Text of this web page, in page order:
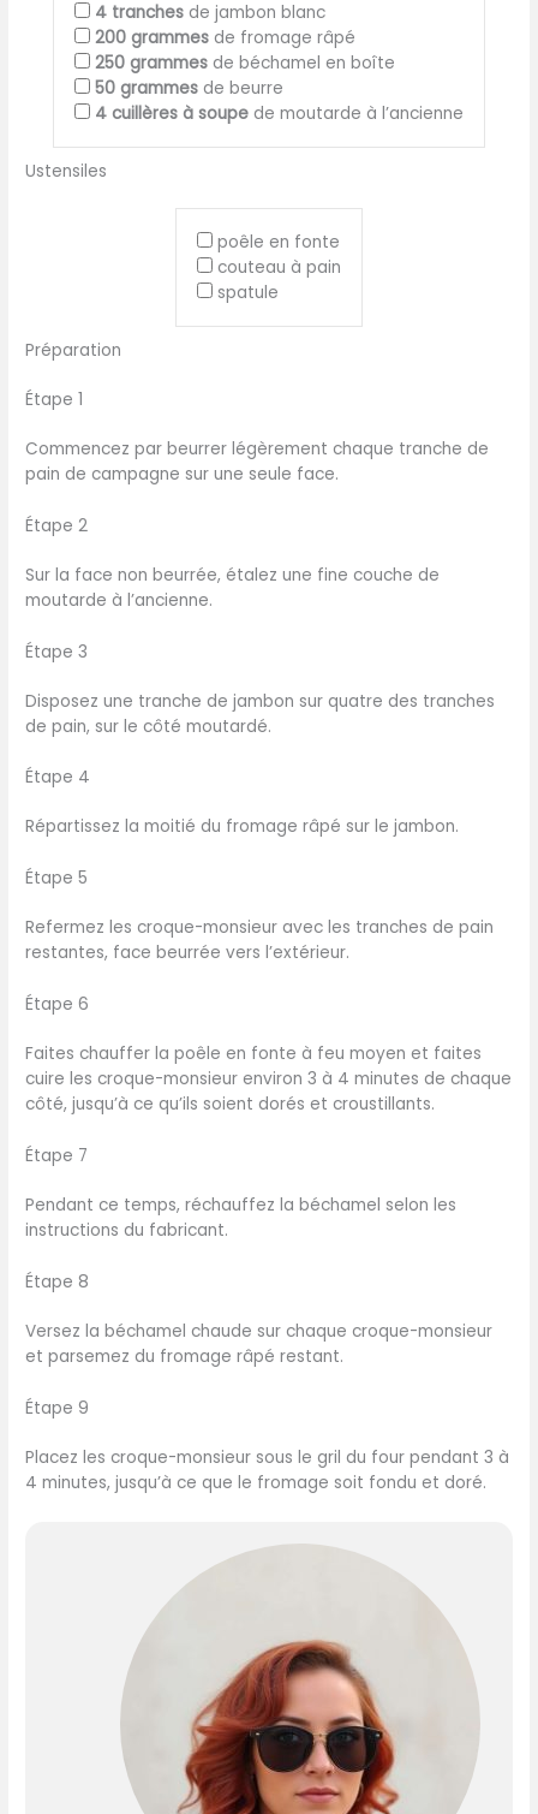
4 tranches de jambon blanc
200 grammes de fromage râpé
250 grammes de béchamel en boîte
50 grammes de beurre
4 cuillères à soupe de moutarde à l’ancienne
Ustensiles
poêle en fonte
couteau à pain
spatule
Préparation
Étape 1
Commencez par beurrer légèrement chaque tranche de
pain de campagne sur une seule face.
Étape 2
Sur la face non beurrée, étalez une fine couche de
moutarde à l’ancienne.
Étape 3
Disposez une tranche de jambon sur quatre des tranches
de pain, sur le côté moutardé.
Étape 4
Répartissez la moitié du fromage râpé sur le jambon.
Étape 5
Refermez les croque-monsieur avec les tranches de pain
restantes, face beurrée vers l’extérieur.
Étape 6
Faites chauffer la poêle en fonte à feu moyen et faites
cuire les croque-monsieur environ 3 à 4 minutes de chaque
côté, jusqu’à ce qu’ils soient dorés et croustillants.
Étape 7
Pendant ce temps, réchauffez la béchamel selon les
instructions du fabricant.
Étape 8
Versez la béchamel chaude sur chaque croque-monsieur
et parsemez du fromage râpé restant.
Étape 9
Placez les croque-monsieur sous le gril du four pendant 3 à
4 minutes, jusqu’à ce que le fromage soit fondu et doré.